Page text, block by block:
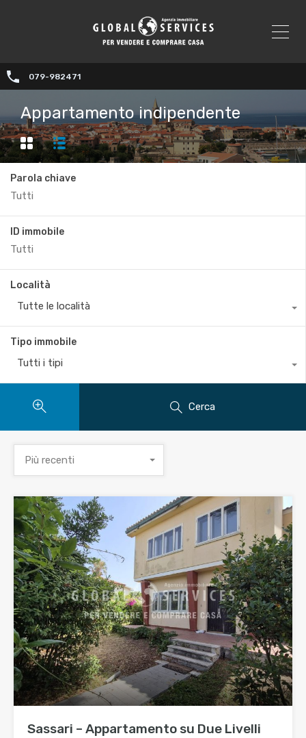
079-982471
Appartamento indipendente
Parola chiave
ID immobile
Località
Tutte le località
Tipo immobile
Tutti i tipi
Cerca
Più recenti
Sassari – Appartamento su Due Livelli